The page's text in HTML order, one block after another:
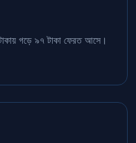
গড়ে ৯৭ টাকা ফেরত আসে।